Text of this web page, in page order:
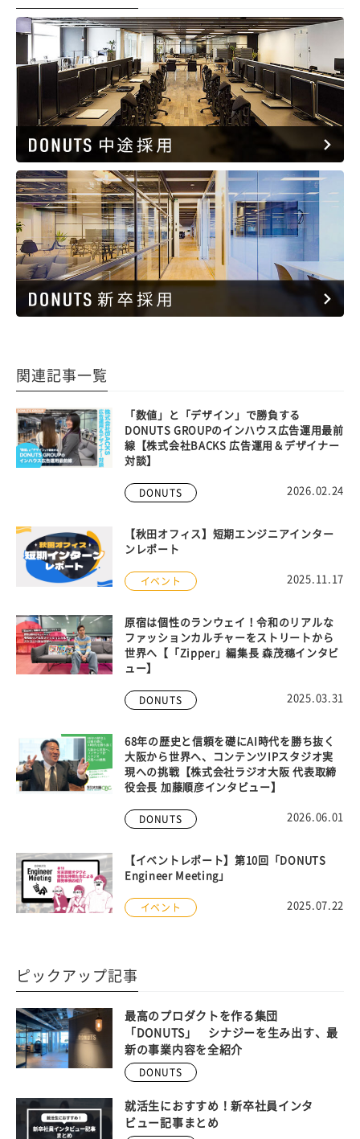
関連記事一覧
DONUTS 2026.02.24
「数値」と「デザイン」で勝負する
DONUTS GROUPのインハウス広告運用最前
線【株式会社BACKS 広告運用＆デザイナー
対談】
イベント 2025.11.17
【秋田オフィス】短期エンジニアインター
ンレポート
DONUTS 2025.03.31
原宿は個性のランウェイ！令和のリアルな
ファッションカルチャーをストリートから
世界へ【「Zipper」編集長 森茂穗インタビ
ュー】
DONUTS 2026.06.01
68年の歴史と信頼を礎にAI時代を勝ち抜く
大阪から世界へ、コンテンツIPスタジオ実
現への挑戦【株式会社ラジオ大阪 代表取締
役会長 加藤順彦インタビュー】
イベント 2025.07.22
【イベントレポート】第10回「DONUTS
Engineer Meeting」
ピックアップ記事
最高のプロダクトを作る集団
「DONUTS」 シナジーを生み出す、最
新の事業内容を全紹介
DONUTS
就活生におすすめ！新卒社員インタ
ビュー記事まとめ